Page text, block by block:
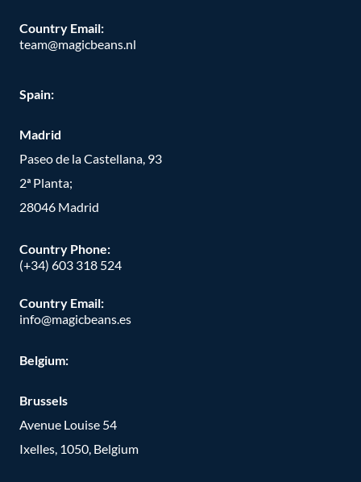
Country Email:
team@magicbeans.nl
Spain:
Madrid
Paseo de la Castellana, 93
2ª Planta;
28046 Madrid
Country Phone:
(+34) 603 318 524
Country Email:
info@magicbeans.es
Belgium:
Brussels
Avenue Louise 54
Ixelles, 1050, Belgium